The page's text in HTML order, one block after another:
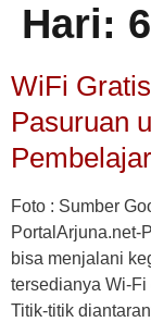
Hari:
WiFi
Pasuruan
Foto : Sumber
PortalArjuna.net-
bisa menjalani
tersedianya Wi-
Titik-titik